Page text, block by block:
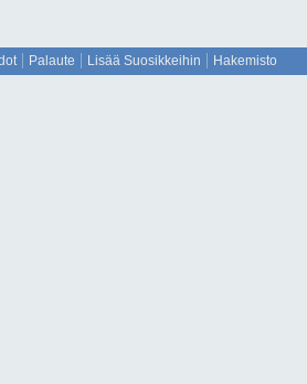
Palaute Lisää Suosikkeihin Hakemisto